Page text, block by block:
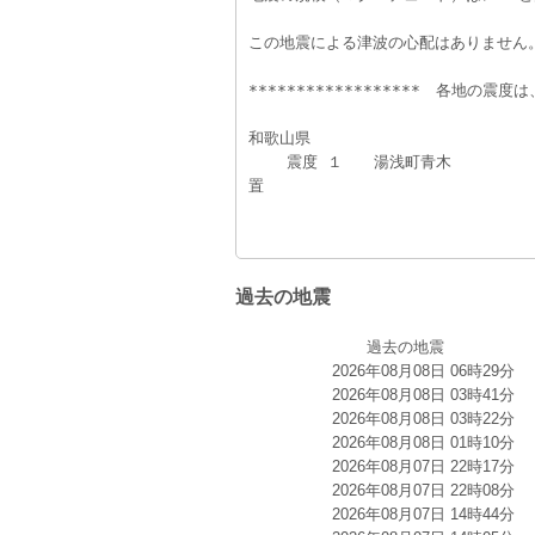
この地震による津波の心配はありません
******************　各地の震度
和歌山県
置
過去の地震
過去の地震
2026年08月08日 06時29分
2026年08月08日 03時41分
2026年08月08日 03時22分
2026年08月08日 01時10分
2026年08月07日 22時17分
2026年08月07日 22時08分
2026年08月07日 14時44分